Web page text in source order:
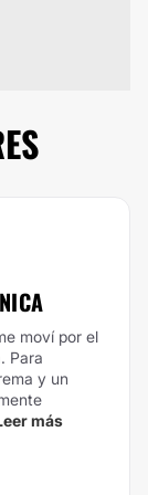
moví por el
Para
y un
más